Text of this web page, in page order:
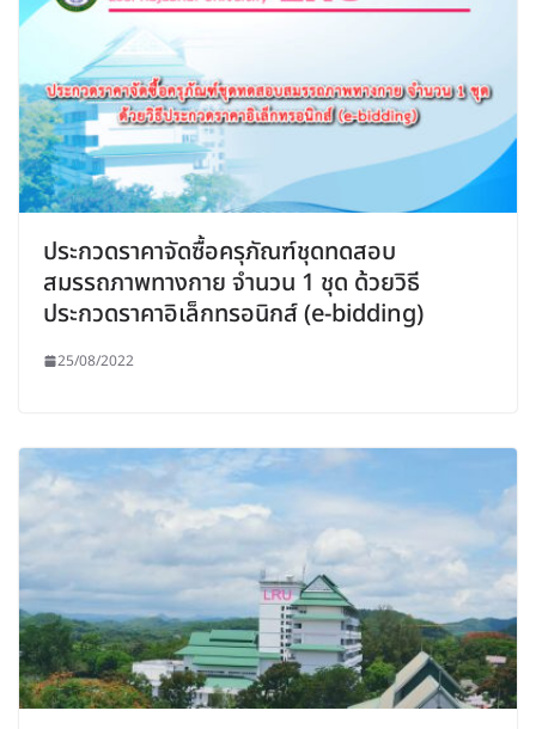
ประกวดราคาจัดซื้อครุภัณฑ์ชุดทดสอบ
สมรรถภาพทางกาย จำนวน 1 ชุด ด้วยวิธี
ประกวดราคาอิเล็กทรอนิกส์ (e-bidding)
25/08/2022